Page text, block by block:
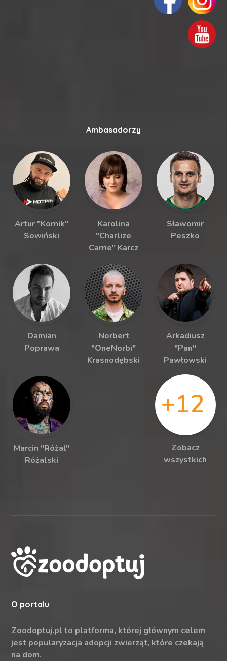
Ambasadorzy
Artur "Kornik"
Sowiński
Karolina
"Charlize
Carrie" Karcz
Sławomir
Peszko
Damian
Poprawa
Norbert
"OneNorbi"
Krasnodębski
Arkadiusz
"Pan"
Pawłowski
Marcin "Różal"
Różalski
+12
Zobacz
wszystkich
O portalu
Zoodoptuj.pl to platforma, której głównym celem
jest popularyzacja adopcji zwierząt, które czekają
na dom.